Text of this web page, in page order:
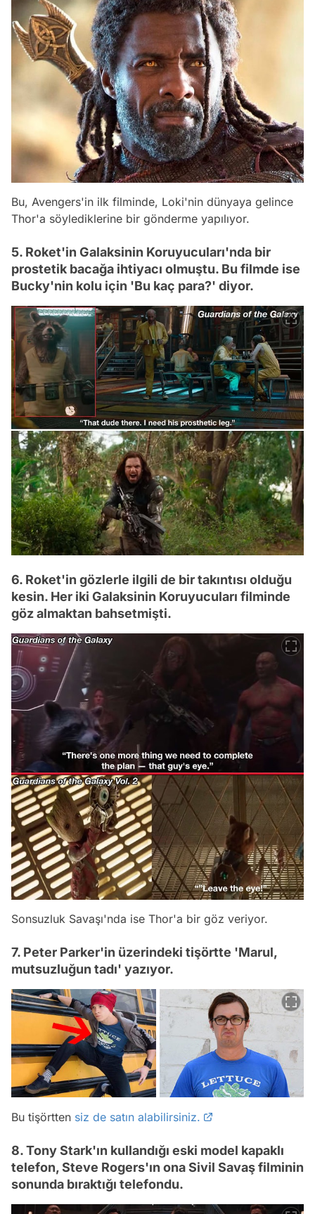
Bu, Avengers'in ilk filminde, Loki'nin dünyaya gelince
Thor'a söylediklerine bir gönderme yapılıyor.
5. Roket'in Galaksinin Koruyucuları'nda bir
prostetik bacağa ihtiyacı olmuştu. Bu filmde ise
Bucky'nin kolu için 'Bu kaç para?' diyor.
6. Roket'in gözlerle ilgili de bir takıntısı olduğu
kesin. Her iki Galaksinin Koruyucuları filminde
göz almaktan bahsetmişti.
Sonsuzluk Savaşı'nda ise Thor'a bir göz veriyor.
7. Peter Parker'in üzerindeki tişörtte 'Marul,
mutsuzluğun tadı' yazıyor.
Bu tişörtten siz de satın alabilirsiniz.
8. Tony Stark'ın kullandığı eski model kapaklı
telefon, Steve Rogers'ın ona Sivil Savaş filminin
sonunda bıraktığı telefondu.